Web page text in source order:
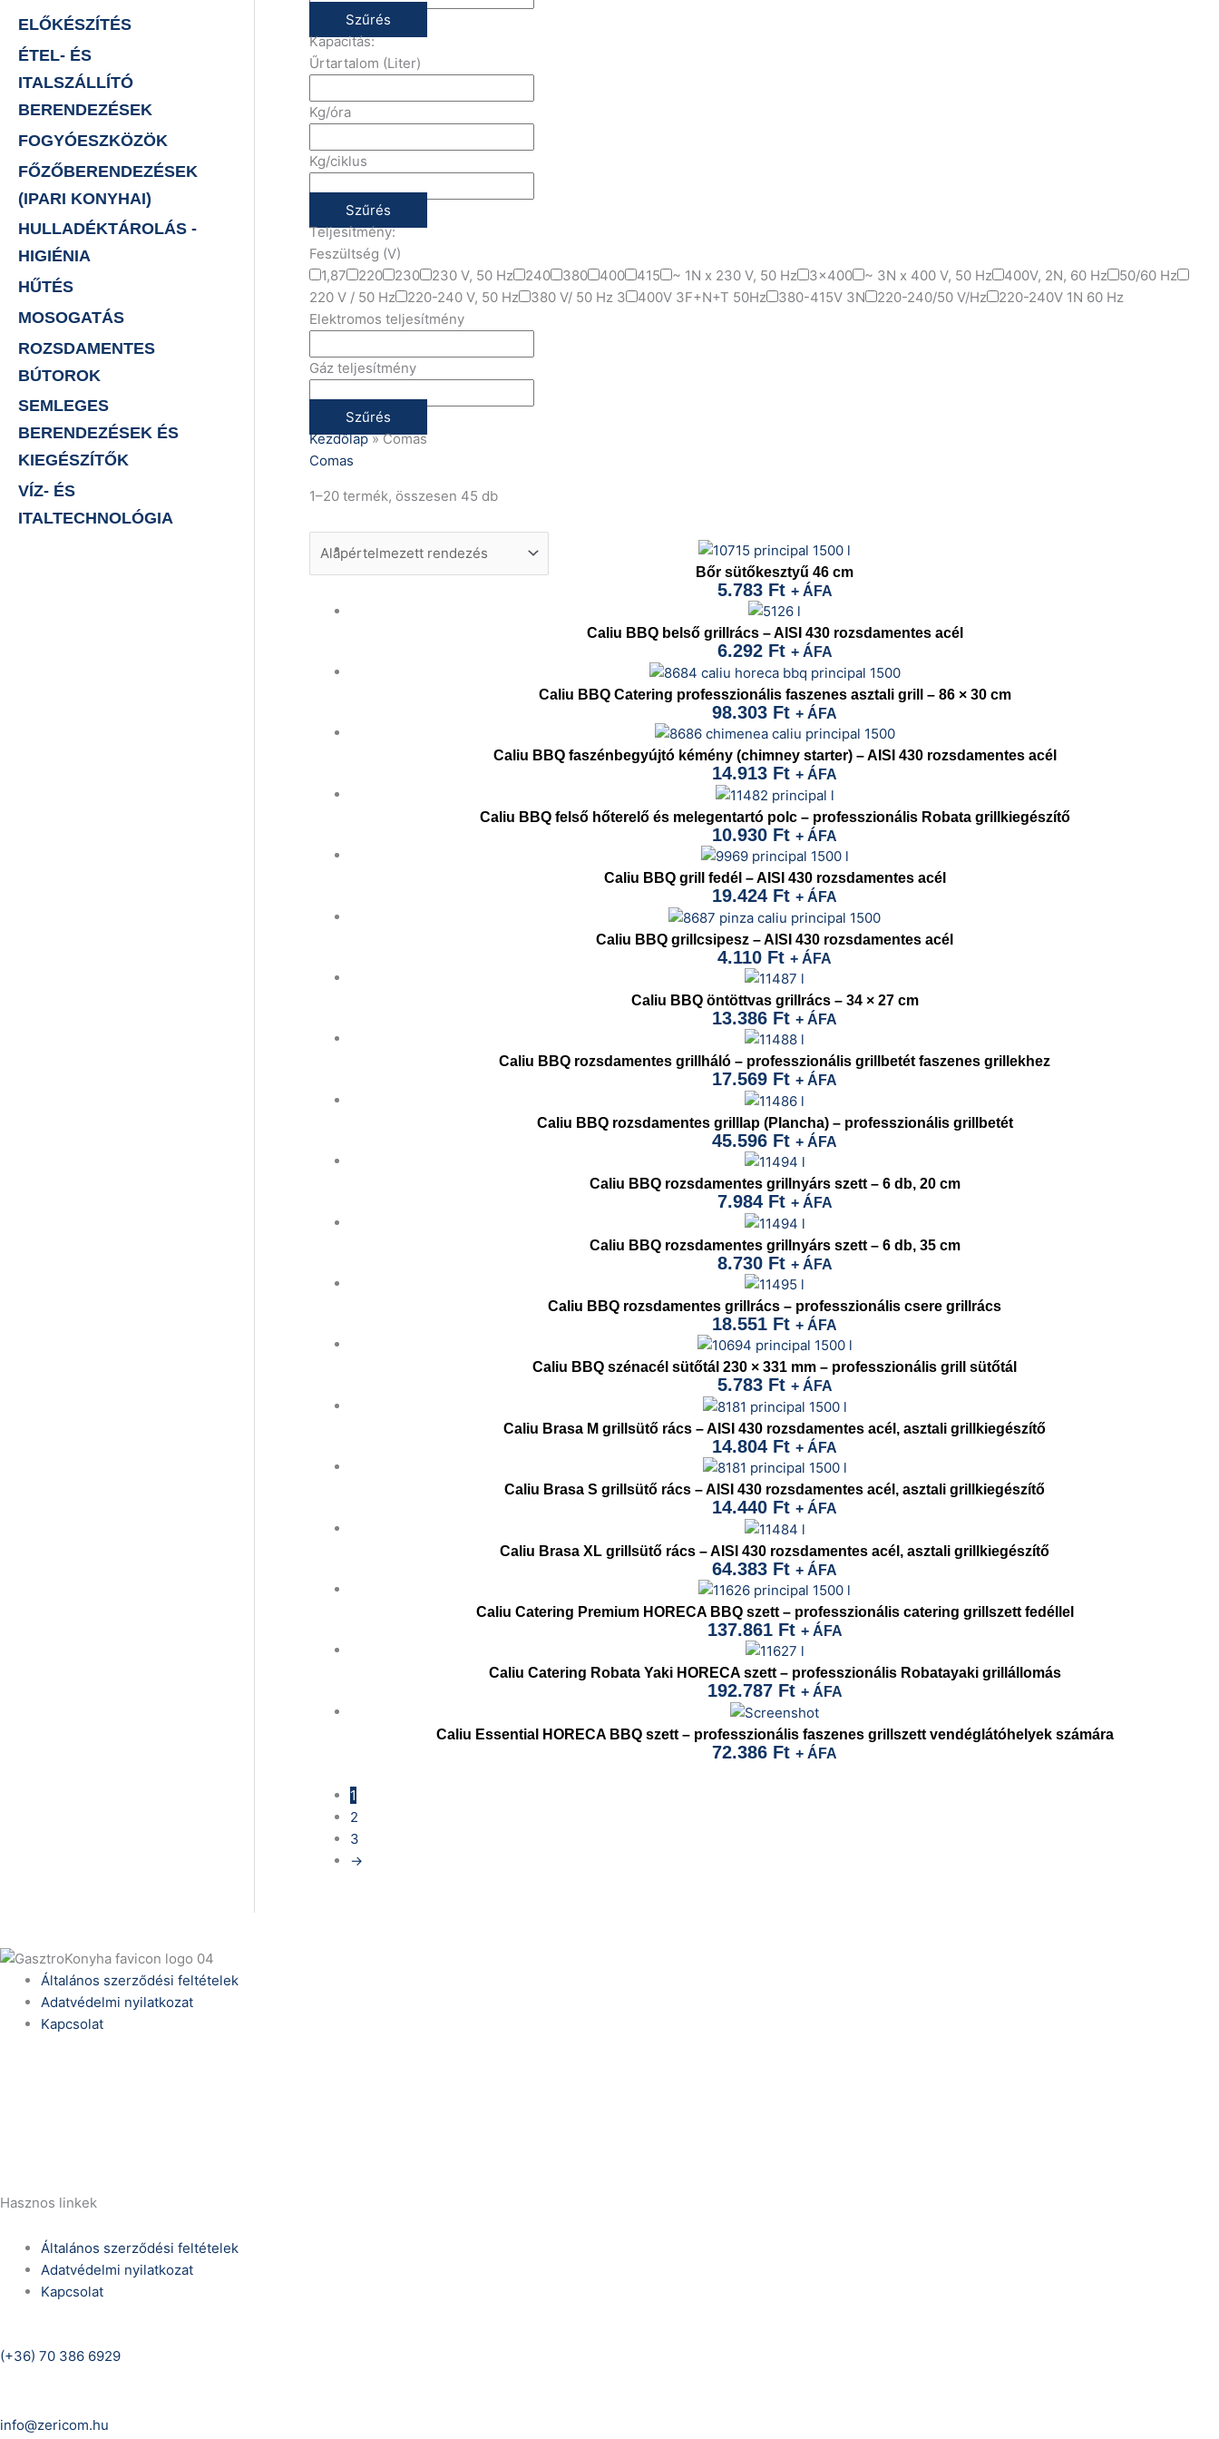
ELŐKÉSZÍTÉS
ÉTEL- ÉS
ITALSZÁLLÍTÓ
BERENDEZÉSEK
FOGYÓESZKÖZÖK
FŐZŐBERENDEZÉSEK
(IPARI KONYHAI)
HULLADÉKTÁROLÁS -
HIGIÉNIA
HŰTÉS
MOSOGATÁS
ROZSDAMENTES
BÚTOROK
SEMLEGES
BERENDEZÉSEK ÉS
KIEGÉSZÍTŐK
VÍZ- ÉS
ITALTECHNOLÓGIA
Szűrés
Kapacitás:
Űrtartalom (Liter)
Kg/óra
Kg/ciklus
Szűrés
Teljesítmény:
Feszültség (V)
1,87
220 230 230 V, 50 Hz 240 380 400 415 ~ 1N x 230 V, 50 Hz 3x400 ~ 3N x 400 V, 50 Hz 400V, 2N, 60 Hz
50/60 Hz
220 V / 50 Hz
220-240 V, 50 Hz 380 V/ 50 Hz 3 400V 3F+N+T 50Hz 380-415V 3N 220-240/50 V/Hz
220-240V 1N 60 Hz
Elektromos teljesítmény
Gáz teljesítmény
Szűrés
Kezdőlap»Comas
Comas
1–20 termék, összesen 45 db
Bőr sütőkesztyű 46 cm
5.783 Ft + ÁFA
Caliu BBQ belső grillrács – AISI 430 rozsdamentes acél
6.292 Ft + ÁFA
Caliu BBQ Catering professzionális faszenes asztali grill – 86 × 30 cm
98.303 Ft + ÁFA
Caliu BBQ faszénbegyújtó kémény (chimney starter) – AISI 430 rozsdamentes acél
14.913 Ft + ÁFA
Caliu BBQ felső hőterelő és melegentartó polc – professzionális Robata grillkiegészítő
10.930 Ft + ÁFA
Caliu BBQ grill fedél – AISI 430 rozsdamentes acél
19.424 Ft + ÁFA
Caliu BBQ grillcsipesz – AISI 430 rozsdamentes acél
4.110 Ft + ÁFA
Caliu BBQ öntöttvas grillrács – 34 × 27 cm
13.386 Ft + ÁFA
Caliu BBQ rozsdamentes grillháló – professzionális grillbetét faszenes grillekhez
17.569 Ft + ÁFA
Caliu BBQ rozsdamentes grilllap (Plancha) – professzionális grillbetét
45.596 Ft + ÁFA
Caliu BBQ rozsdamentes grillnyárs szett – 6 db, 20 cm
7.984 Ft + ÁFA
Caliu BBQ rozsdamentes grillnyárs szett – 6 db, 35 cm
8.730 Ft + ÁFA
Caliu BBQ rozsdamentes grillrács – professzionális csere grillrács
18.551 Ft + ÁFA
Caliu BBQ szénacél sütőtál 230 × 331 mm – professzionális grill sütőtál
5.783 Ft + ÁFA
Caliu Brasa M grillsütő rács – AISI 430 rozsdamentes acél, asztali grillkiegészítő
14.804 Ft + ÁFA
Caliu Brasa S grillsütő rács – AISI 430 rozsdamentes acél, asztali grillkiegészítő
14.440 Ft + ÁFA
Caliu Brasa XL grillsütő rács – AISI 430 rozsdamentes acél, asztali grillkiegészítő
64.383 Ft + ÁFA
Caliu Catering Premium HORECA BBQ szett – professzionális catering grillszett fedéllel
137.861 Ft + ÁFA
Caliu Catering Robata Yaki HORECA szett – professzionális Robatayaki grillállomás
192.787 Ft + ÁFA
Caliu Essential HORECA BBQ szett – professzionális faszenes grillszett vendéglátóhelyek számára
72.386 Ft + ÁFA
1
2
3
→
Általános szerződési feltételek
Adatvédelmi nyilatkozat
Kapcsolat
Hasznos linkek
Általános szerződési feltételek
Adatvédelmi nyilatkozat
Kapcsolat
(+36) 70 386 6929
info@zericom.hu